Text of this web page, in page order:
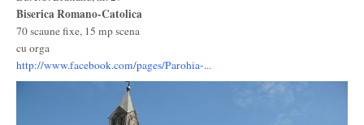
Biserica Romano-Catolica
70 scaune fixe, 15 mp scena
cu orga
http://www.facebook.com/pages/Parohia-...